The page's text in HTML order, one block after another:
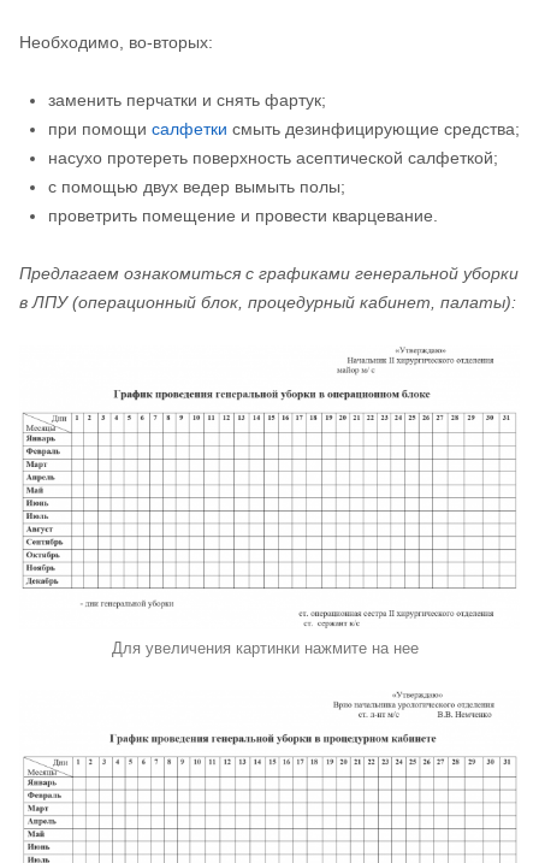
Необходимо, во-вторых:
заменить перчатки и снять фартук;
при помощи салфетки смыть дезинфицирующие средства;
насухо протереть поверхность асептической салфеткой;
с помощью двух ведер вымыть полы;
проветрить помещение и провести кварцевание.
Предлагаем ознакомиться с графиками генеральной уборки
в ЛПУ (операционный блок, процедурный кабинет, палаты):
Для увеличения картинки нажмите на нее